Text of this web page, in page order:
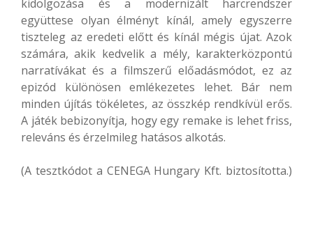
kidolgozása és a modernizált harcrendszer
együttese olyan élményt kínál, amely egyszerre
tiszteleg az eredeti előtt és kínál mégis újat. Azok
számára, akik kedvelik a mély, karakterközpontú
narratívákat és a filmszerű előadásmódot, ez az
epizód különösen emlékezetes lehet. Bár nem
minden újítás tökéletes, az összkép rendkívül erős.
A játék bebizonyítja, hogy egy remake is lehet friss,
releváns és érzelmileg hatásos alkotás.
(A tesztkódot a CENEGA Hungary Kft. biztosította.)